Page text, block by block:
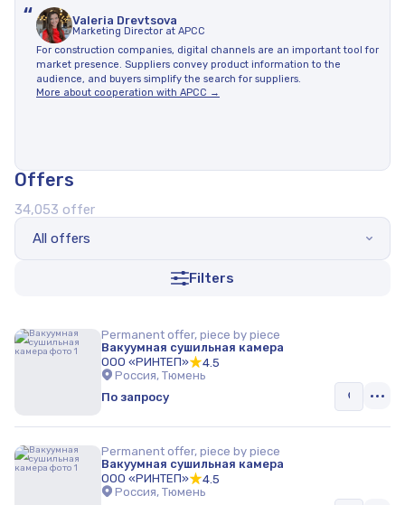
Станки
Пневмоинструмент
Отопительное оборудование
Очистные сооружения
Промышленные роботы
Приборы для диагностирования
Добывающая промышленность
Окрасочное оборудование
Другое
Электрооборудование
Приборы контроля и измерения
“ Valeria Drevtsova
Marketing Director at APCC
For construction companies, digital channels are an important tool for
market presence. Suppliers convey product information to the
audience, and buyers simplify the search for suppliers.
More about cooperation with APCC →
Offers
All offers
Filters
34,053 offer
Permanent offer, piece by piece
Вакуумная сушильная камера
ООО «РИНТЕП»
4.5
Россия, Тюмень
По запросу
Permanent offer, piece by piece
Вакуумная сушильная камера
ООО «РИНТЕП»
4.5
Россия, Тюмень